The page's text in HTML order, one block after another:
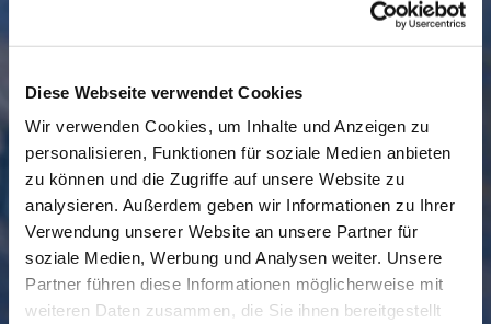
Diese Webseite verwendet Cookies
Wir verwenden Cookies, um Inhalte und Anzeigen zu
personalisieren, Funktionen für soziale Medien anbieten
zu können und die Zugriffe auf unsere Website zu
analysieren. Außerdem geben wir Informationen zu Ihrer
Verwendung unserer Website an unsere Partner für
soziale Medien, Werbung und Analysen weiter. Unsere
Partner führen diese Informationen möglicherweise mit
weiteren Daten zusammen, die Sie ihnen bereitgestellt
GEMEINDE BESUCHEN